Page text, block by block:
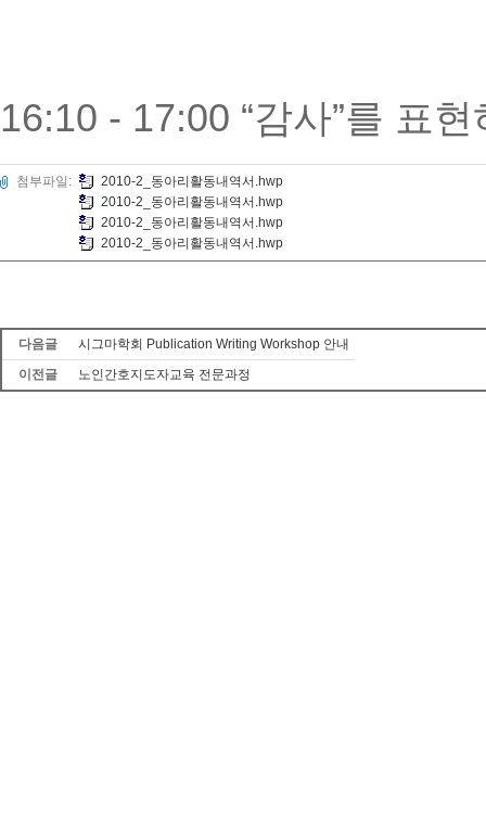
16:10 - 17:00 “감사”를 표
첨부파일:
2010-2_동아리활동내역서.hwp
2010-2_동아리활동내역서.hwp
2010-2_동아리활동내역서.hwp
2010-2_동아리활동내역서.hwp
다음글
시그마학회 Publication Writing Workshop 안내
이전글
노인간호지도자교육 전문과정